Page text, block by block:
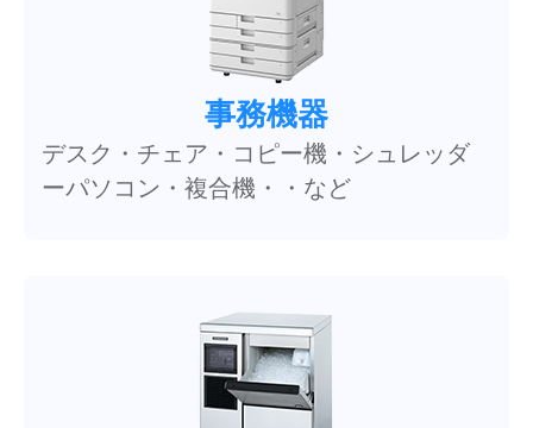
事務機器
デスク・チェア・コピー機・シュレッダ
ーパソコン・複合機・・など